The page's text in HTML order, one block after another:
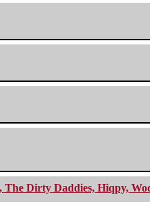
The Dirty Daddies, Hiqpy,